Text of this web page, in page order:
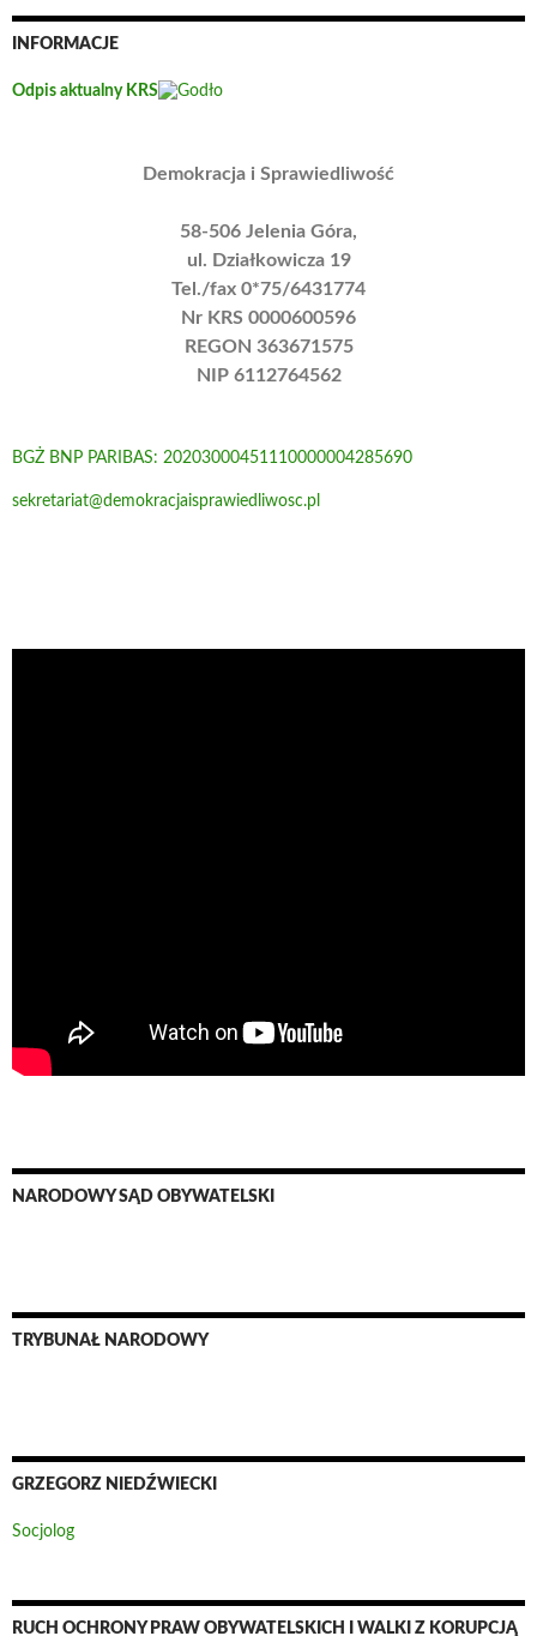
INFORMACJE
Odpis aktualny KRS
Demokracja i Sprawiedliwość
58-506 Jelenia Góra,
ul. Działkowicza 19
Tel./fax 0*75/6431774
Nr KRS 0000600596
REGON 363671575
NIP 6112764562
BGŻ BNP PARIBAS: 20203000451110000004285690
sekretariat@demokracjaisprawiedliwosc.pl
NARODOWY SĄD OBYWATELSKI
TRYBUNAŁ NARODOWY
GRZEGORZ NIEDŹWIECKI
Socjolog
RUCH OCHRONY PRAW OBYWATELSKICH I WALKI Z KORUPCJĄ